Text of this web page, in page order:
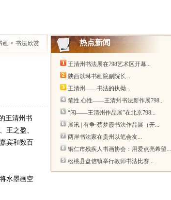
画> 书法欣赏
王清州书
王之盈、
宾和数百
水墨画空
热点新闻
王清州书法展在798艺术区开幕...
陕西以琳书画院副院长...
王清州——书法的执拗...
笔性.心性——王清州书法新作展798...
“闲——王清州作品展”在北京798...
展讯 | 有争·蔡梦霞书法作品展（开...
两岸书法家在贵州以笔会友...
铜仁市残疾人书画协会：用爱点亮希望...
松桃县盘信镇举行教师书法比赛...